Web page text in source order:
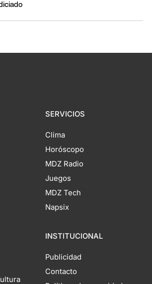
SERVICIOS
Clima
Horóscopo
MDZ Radio
Juegos
MDZ Tech
Napsix
INSTITUCIONAL
Publicidad
Contacto